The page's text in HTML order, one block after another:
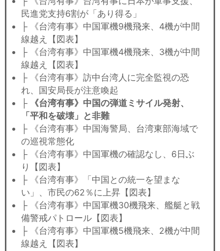
民進党支持6割が「あり得る」
├ 《台湾有事》中国軍機9機飛来、4機が中間
線越え【図表】
├ 《台湾有事》中国軍機4機飛来、3機が中間
線越え【図表】
├ 《台湾有事》訪中台湾人に完全監視の恐
れ、国安局長が注意喚起
├
《台湾有事》中国の弾道ミサイル発射、
「平和を破壊」と非難
├ 《台湾有事》中国海警局、台湾東部海域で
の巡視常態化
├ 《台湾有事》中国軍機の確認なし、6日ぶ
り【図表】
├ 《台湾有事》「中国との統一を望まな
い」、市民の62％に上昇【図表】
├ 《台湾有事》中国軍機30機飛来、艦艇と戦
備警戒パトロール【図表】
├ 《台湾有事》中国軍機5機飛来、2機が中間
線越え【図表】